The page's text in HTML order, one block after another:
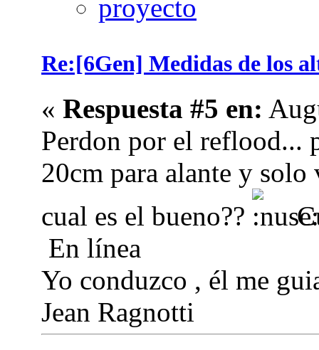
Re:[6Gen] Medidas de los
« Respuesta #5 en:
Perdon por el reflood...
20cm para alante y
cual es el bueno??
En línea
Yo conduzco , él me
Jean Ragnotti